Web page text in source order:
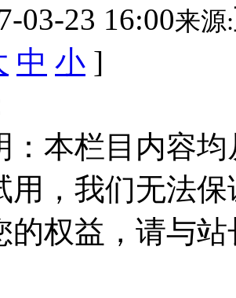
03-23 16:00来源:
中 小 ]
：本栏目内容
用，我们无法
的权益，请与